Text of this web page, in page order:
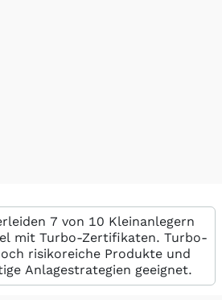
7 von 10 Kleinanlegern
mit Turbo-Zertifikaten. Turbo-
risikoreiche Produkte und
Anlagestrategien geeignet.